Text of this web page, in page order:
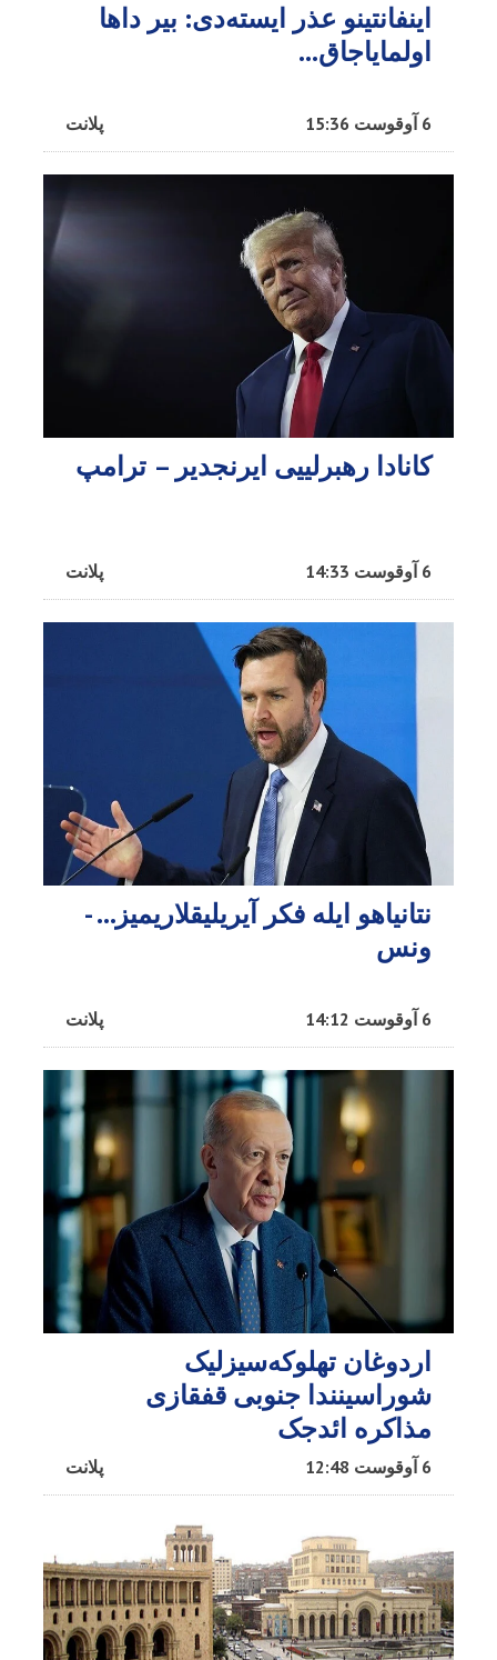
اینفانتینو عذر ایسته‌دی: بیر داها
اولمایاجاق…
پلانت 6 آوقوست 15:36
کانادا رهبرلییی ایرنجدیر – ترامپ
پلانت 6 آوقوست 14:33
نتانیاهو ایله فکر آیریلیقلاریمیز… -
ونس
پلانت 6 آوقوست 14:12
اردوغان تهلوکه‌سیزلیک
شوراسینندا جنوبی قفقازی
مذاکره ائد‌جک
پلانت 6 آوقوست 12:48